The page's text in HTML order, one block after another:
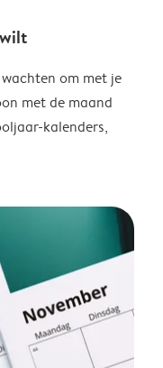
om met je
met de maand
kalenders,